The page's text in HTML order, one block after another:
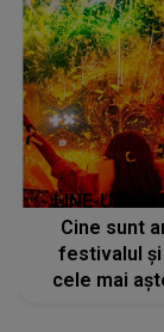
LINE-UP
Cine sunt
festivalul
cele mai